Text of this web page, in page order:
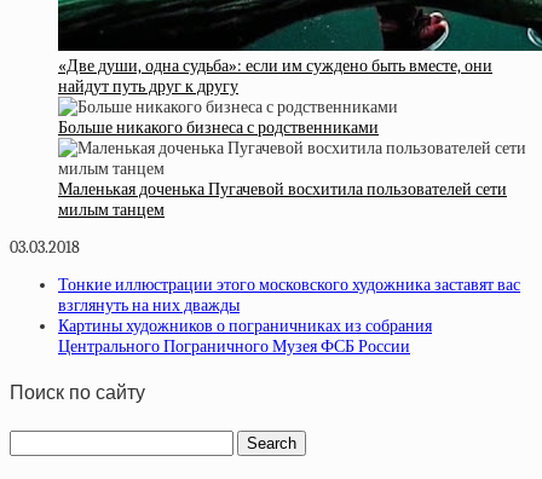
«Две души, одна судьба»: если им суждено быть вместе, они
найдут путь друг к другу
Больше никакого бизнеса с родственниками
Маленькая доченька Пугачевой восхитила пользователей сети
милым танцем
03.03.2018
Тонкие иллюстрации этого московского художника заставят вас
взглянуть на них дважды
Картины художников о пограничниках из собрания
Центрального Пограничного Музея ФСБ России
Поиск по сайту